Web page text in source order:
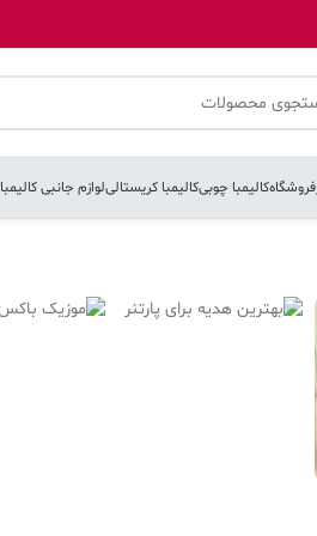
فروشگاهکالیمبا چوبیکالیمبا کریستالیلوازم جانبی کالیمبا